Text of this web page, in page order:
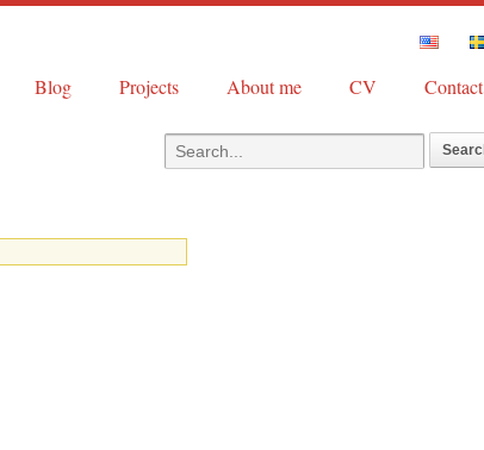
Blog Projects About me CV Contact